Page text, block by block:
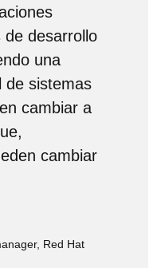
de desarrollo
una
de sistemas
cambiar a
cambiar
Red Hat